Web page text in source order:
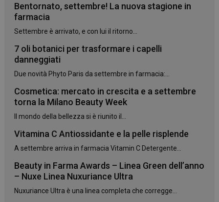
Bentornato, settembre! La nuova stagione in
farmacia
Settembre è arrivato, e con lui il ritorno...
7 oli botanici per trasformare i capelli
danneggiati
Due novità Phyto Paris da settembre in farmacia:...
Cosmetica: mercato in crescita e a settembre
torna la Milano Beauty Week
Il mondo della bellezza si è riunito il...
Vitamina C Antiossidante e la pelle risplende
A settembre arriva in farmacia Vitamin C Detergente...
Beauty in Farma Awards – Linea Green dell’anno
– Nuxe Linea Nuxuriance Ultra
Nuxuriance Ultra è una linea completa che corregge...
CookieScriptConsent